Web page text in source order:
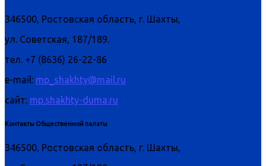
346500, Ростовская область, г. Шахты,
ул. Советская, 187/189.
тел. +7 (8636) 26-22-86
e-mail: mp_shakhty@mail.ru
сайт: mp.shakhty-duma.ru
Контакты Общественной палаты
346500, Ростовская область, г. Шахты,